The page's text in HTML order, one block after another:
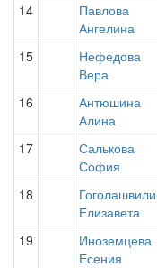
14
Павлова
Ангелина
15
Нефедова
Вера
16
Антюшина
Алина
17
Салькова
София
18
Гоголашвили
Елизавета
19
Иноземцева
Есения